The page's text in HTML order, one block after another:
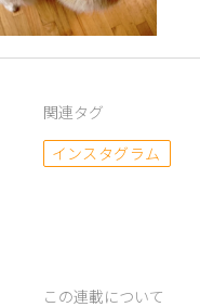
関連タグ
インスタグラム
この連載について